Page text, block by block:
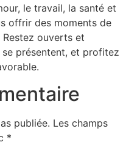
le travail, la santé et
offrir des moments de
ouverts et
présentent, et profitez
publiée. Les champs
*